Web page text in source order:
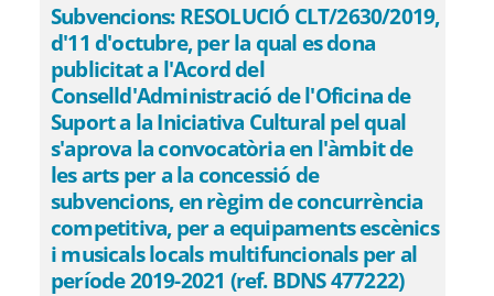
Subvencions: RESOLUCIÓ CLT/2630/2019,
d'11 d'octubre, per la qual es dona
publicitat a l'Acord del
Conselld'Administració de l'Oficina de
Suport a la Iniciativa Cultural pel qual
s'aprova la convocatòria en l'àmbit de
les arts per a la concessió de
subvencions, en règim de concurrència
competitiva, per a equipaments escènics
i musicals locals multifuncionals per al
període 2019-2021 (ref. BDNS 477222)